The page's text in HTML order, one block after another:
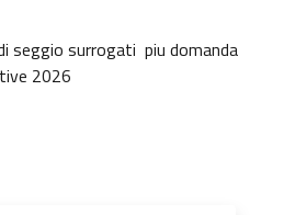
seggio surrogati piu domanda
2026